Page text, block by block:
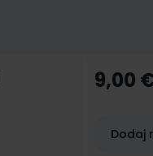
9,00
Dodaj